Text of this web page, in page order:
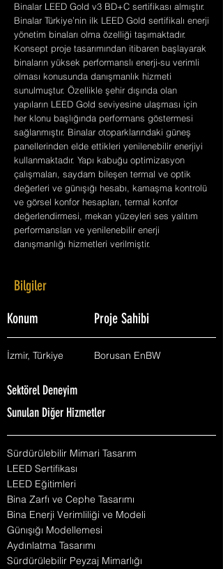
Binalar LEED Gold v3 BD+C sertifikası almıştır.
Binalar Türkiye’nin ilk LEED Gold sertifikalı enerji
yönetim binaları olma özelliği taşımaktadır.
Konsept proje tasarımından itibaren başlayarak
binaların yüksek performanslı enerji-su verimli
olması konusunda danışmanlık hizmeti
sunulmuştur. Özellikle şehir dışında olan
yapıların LEED Gold seviyesine ulaşması için
her klonu başlığında performans göstermesi
sağlanmıştır. Binalar otoparklarındaki güneş
panellerinden elde ettikleri yenilenebilir enerjiyi
kullanmaktadır. Yapı kabuğu optimizasyon
çalışmaları, saydam bileşen termal ve optik
değerleri ve günışığı hesabı, kamaşma kontrolü
ve görsel konfor hesapları, termal konfor
değerlendirmesi, mekan yüzeyleri ses yalıtım
performansları ve yenilenebilir enerji
danışmanlığı hizmetleri verilmiştir.
Bilgiler
Konum Proje Sahibi
İzmir, Türkiye Borusan EnBW
Sektörel Deneyim
Sunulan Diğer Hizmetler
Sürdürülebilir Mimari Tasarım
LEED Sertifikası
LEED Eğitimleri
Bina Zarfı ve Cephe Tasarımı
Bina Enerji Verimliliği ve Modeli
Günışığı Modellemesi
Aydınlatma Tasarımı
Sürdürülebilir Peyzaj Mimarlığı